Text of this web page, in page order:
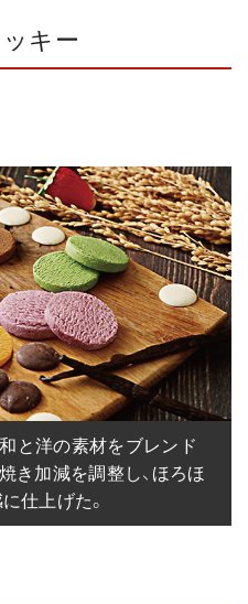
キー
和と洋の素材をブレンド
き加減を調整し、ほろほ
仕上げた。